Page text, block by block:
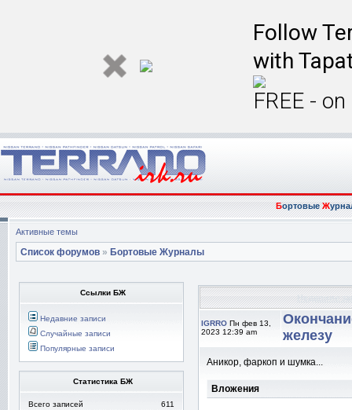
Follow
with
FREE -
БортовыеЖ
Активные темы
Список форумов » Бортовые Журналы
Ссылки БЖ
Недавние записи
Случайные записи
Популярные записи
Статистика БЖ
611
Всего записей
Недавние
IGRRO Пн фев 13,
2023 12:39 am
железу
Аникор, фаркоп и шумка...
Вложения